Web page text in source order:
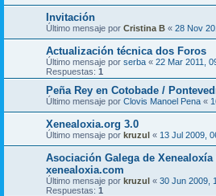
Invitación
Último mensaje por Cristina B « 28 Nov
Actualización técnica dos Foros
Último mensaje por serba « 22 Mar 2011,
Respuestas: 1
Peña Rey en Cotobade /
Último mensaje por Clovis Manoel Pena «
Xenealoxia.org 3.0
Último mensaje por kruzul « 13 Jul 2009,
Asociación Galega de
xenealoxia.com
Último mensaje por kruzul « 30 Jun 2009,
Respuestas: 1